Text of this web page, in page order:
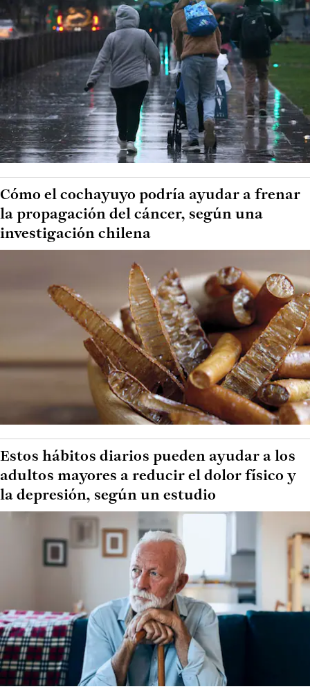
Cómo el cochayuyo podría ayudar a frenar
la propagación del cáncer, según una
investigación chilena
Estos hábitos diarios pueden ayudar a los
adultos mayores a reducir el dolor físico y
la depresión, según un estudio